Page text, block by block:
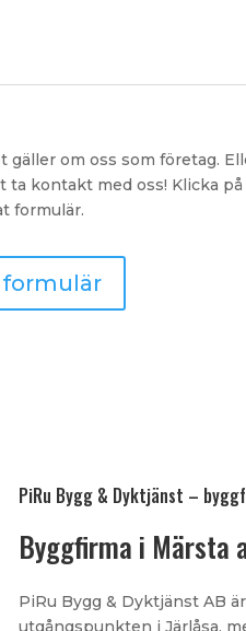
gäller om oss som företag.
ta kontakt med oss! Klicka på
formulär.
formulär
PiRu Bygg & Dyktjänst –
Byggfirma i Märsta
PiRu Bygg & Dyktjänst AB
utgångspunkten i Järlåsa,